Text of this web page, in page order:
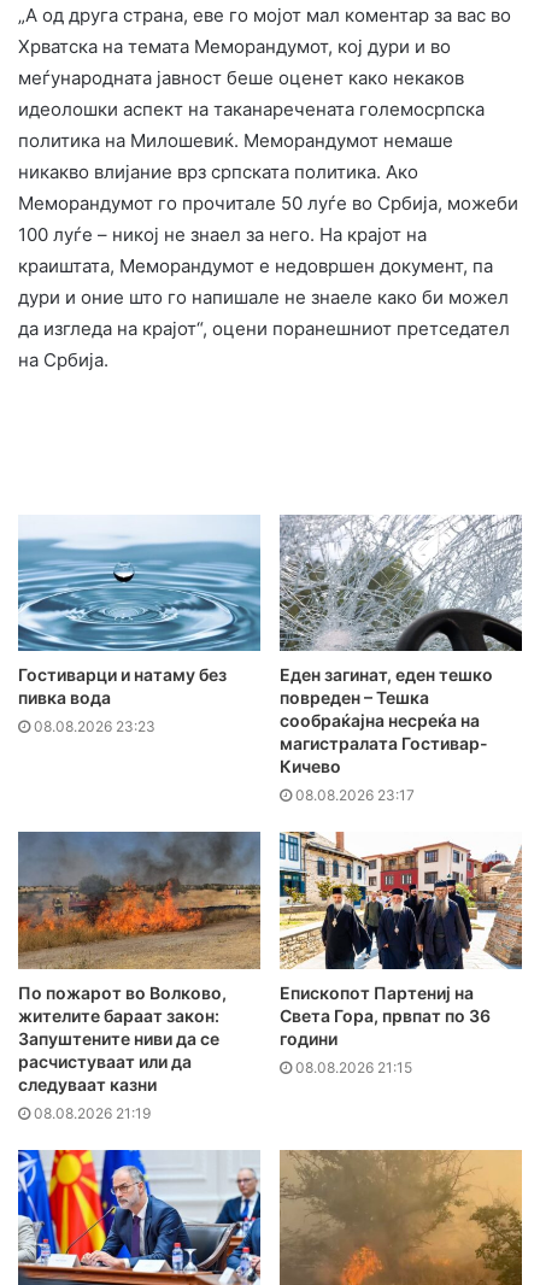
„А од друга страна, еве го мојот мал коментар за вас во
Хрватска на темата Меморандумот, кој дури и во
меѓународната јавност беше оценет како некаков
идеолошки аспект на таканаречената големосрпска
политика на Милошевиќ. Меморандумот немаше
никакво влијание врз српската политика. Ако
Меморандумот го прочитале 50 луѓе во Србија, можеби
100 луѓе – никој не знаел за него. На крајот на
краиштата, Меморандумот е недовршен документ, па
дури и оние што го напишале не знаеле како би можел
да изгледа на крајот“, оцени поранешниот претседател
на Србија.
Гостиварци и натаму без
пивка вода
08.08.2026 23:23
Еден загинат, еден тешко
повреден – Тешка
сообраќајна несреќа на
магистралата Гостивар-
Кичево
08.08.2026 23:17
По пожарот во Волково,
жителите бараат закон:
Запуштените ниви да се
расчистуваат или да
следуваат казни
08.08.2026 21:19
Епископот Партениј на
Света Гора, првпат по 36
години
08.08.2026 21:15